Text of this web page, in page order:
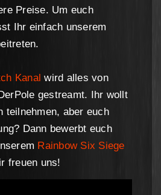
Preise. Um euch
Ihr einfach unserem
Kanal wird alles von
gestreamt. Ihr wollt
teilnehmen, aber euch
Dann bewerbt euch
Rainbow Six Siege
freuen uns!